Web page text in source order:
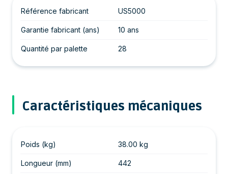
Référence fabricant US5000
Garantie fabricant (ans) 10 ans
Quantité par palette 28
Caractéristiques mécaniques
Poids (kg) 38.00 kg
Longueur (mm) 442